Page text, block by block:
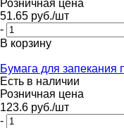
Розничная цена
51.65 руб./шт
-
В корзину
Бумага для запекания
Есть в наличии
Розничная цена
123.6 руб./шт
-